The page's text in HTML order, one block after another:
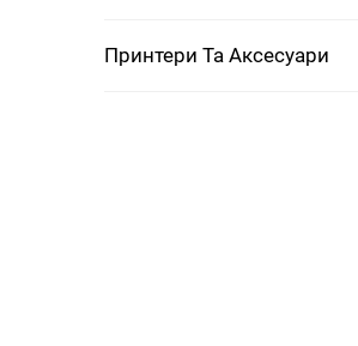
Принтери Та Аксесуари